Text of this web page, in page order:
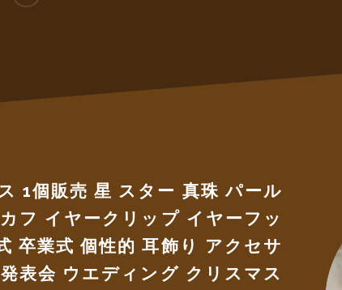
1個販売 星 スター 真珠 パール
フ イヤークリップ イヤーフッ
卒業式 個性的 耳飾り アクセサ
表会 ウエディング クリスマス